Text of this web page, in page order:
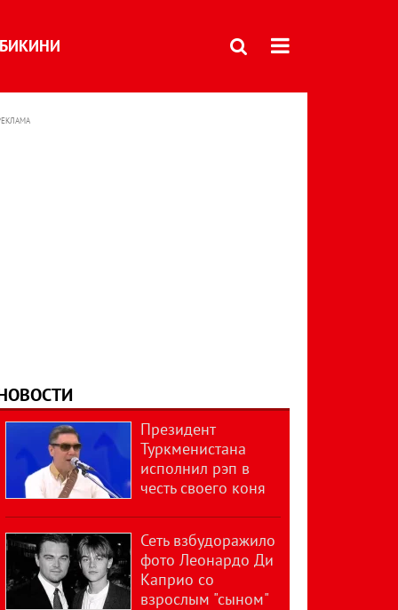
БИКИНИ
Президент
Туркменистана
исполнил рэп в
честь своего коня
Сеть взбудоражило
фото Леонардо Ди
Каприо со
взрослым "сыном"